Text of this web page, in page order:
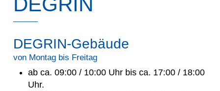
DEGRIN-Gebäude
von Montag bis Freitag
ab ca. 09:00 / 10:00 Uhr bis ca. 17:00 / 18:00
Uhr.